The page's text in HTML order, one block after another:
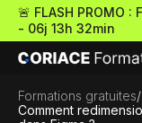
🚨 FLASH PROMO
- 06j 13h 32min
Formations gratuites/
Comment